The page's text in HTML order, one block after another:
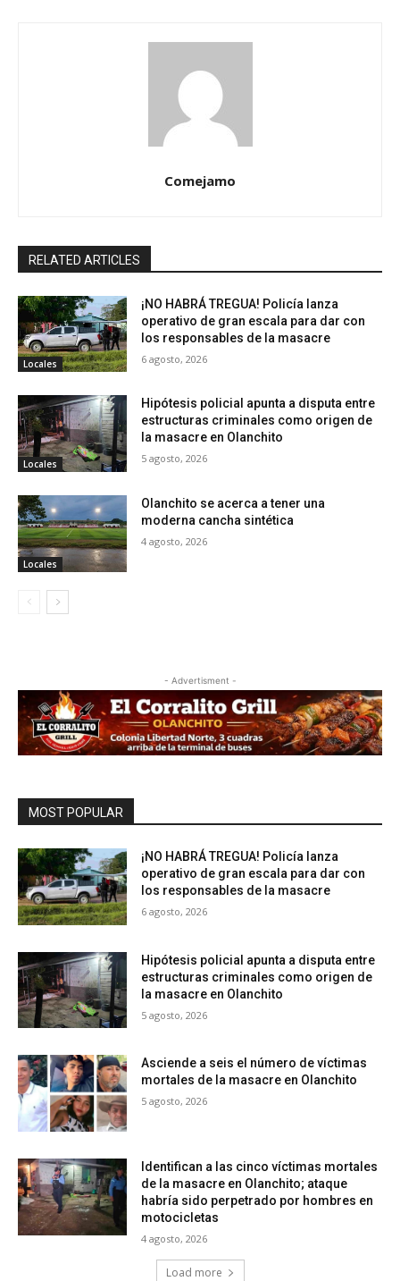
Comejamo
RELATED ARTICLES
Locales
¡NO HABRÁ TREGUA! Policía lanza
operativo de gran escala para dar con
los responsables de la masacre
6 agosto, 2026
Locales
Hipótesis policial apunta a disputa entre
estructuras criminales como origen de
la masacre en Olanchito
5 agosto, 2026
Locales
Olanchito se acerca a tener una
moderna cancha sintética
4 agosto, 2026
- Advertisment -
MOST POPULAR
¡NO HABRÁ TREGUA! Policía lanza
operativo de gran escala para dar con
los responsables de la masacre
6 agosto, 2026
Hipótesis policial apunta a disputa entre
estructuras criminales como origen de
la masacre en Olanchito
5 agosto, 2026
Asciende a seis el número de víctimas
mortales de la masacre en Olanchito
5 agosto, 2026
Identifican a las cinco víctimas mortales
de la masacre en Olanchito; ataque
habría sido perpetrado por hombres en
motocicletas
4 agosto, 2026
Load more